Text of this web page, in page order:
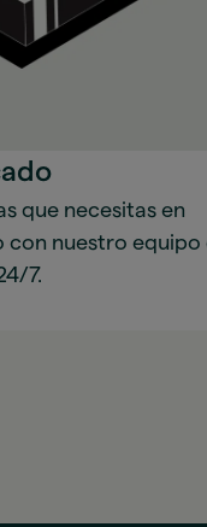
que necesitas en
con nuestro equipo
7.